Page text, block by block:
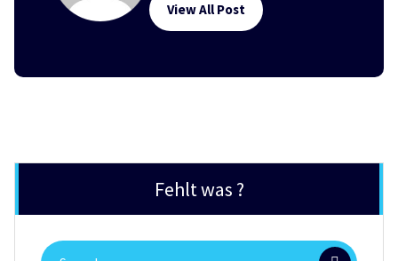
View All Post
Fehlt was ?
Search